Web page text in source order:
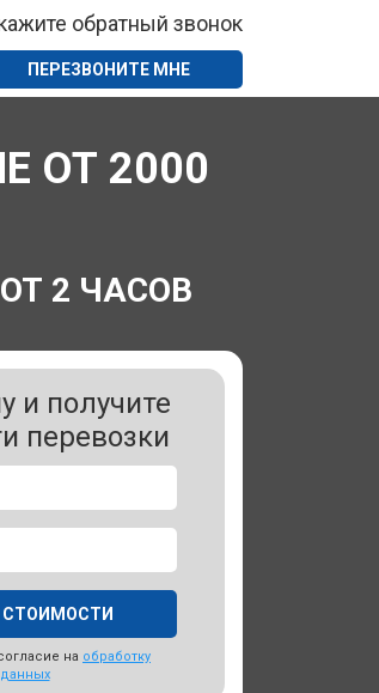
обратный звонок
ПЕРЕЗВОНИТЕ МНЕ
ОТ 2000
2 ЧАСОВ
и получите
перевозки
на обработку